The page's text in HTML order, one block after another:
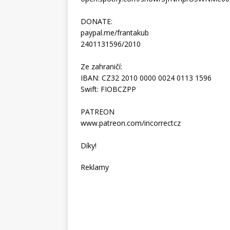
DONATE:
paypal.me/frantakub
2401131596/2010
Ze zahraničí:
IBAN: CZ32 2010 0000 0024 0113 1596
Swift: FIOBCZPP
PATREON
www.patreon.com/incorrectcz
Díky!
Reklamy